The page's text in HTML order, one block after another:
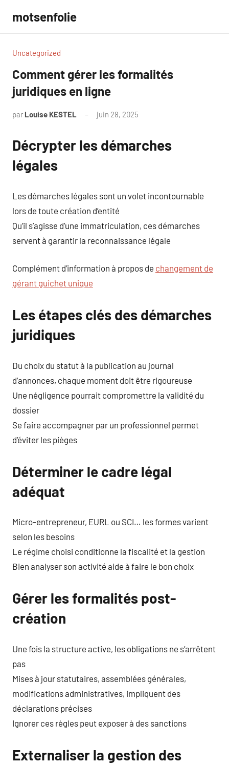
contenu
motsenfolie
Uncategorized
Comment gérer les formalités
juridiques en ligne
par Louise KESTEL juin 28, 2025
Décrypter les démarches
légales
Les démarches légales sont un volet incontournable
lors de toute création d’entité
Qu’il s’agisse d’une immatriculation, ces démarches
servent à garantir la reconnaissance légale
Complément d’information à propos de changement de
gérant guichet unique
Les étapes clés des démarches
juridiques
Du choix du statut à la publication au journal
d’annonces, chaque moment doit être rigoureuse
Une négligence pourrait compromettre la validité du
dossier
Se faire accompagner par un professionnel permet
d’éviter les pièges
Déterminer le cadre légal
adéquat
Micro-entrepreneur, EURL ou SCI… les formes varient
selon les besoins
Le régime choisi conditionne la fiscalité et la gestion
Bien analyser son activité aide à faire le bon choix
Gérer les formalités post-
création
Une fois la structure active, les obligations ne s’arrêtent
pas
Mises à jour statutaires, assemblées générales,
modifications administratives, impliquent des
déclarations précises
Ignorer ces règles peut exposer à des sanctions
Externaliser la gestion des